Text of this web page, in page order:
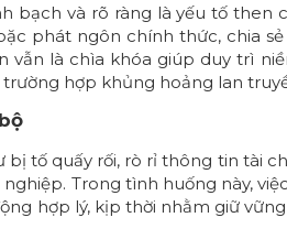
bạch và rõ ràng là yếu tố then
phát ngôn chính thức, chia
vẫn là chìa khóa giúp duy trì
hợp khủng hoảng lan
bị tố quấy rối, rò rỉ thông tin tài
Trong tình huống này,
hợp lý, kịp thời nhằm giữ